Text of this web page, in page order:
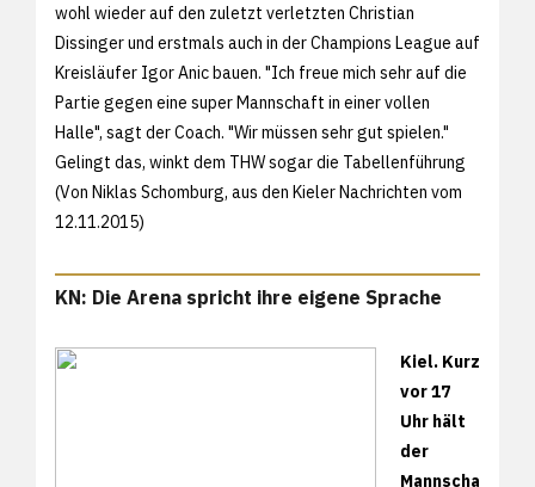
wohl wieder auf den zuletzt verletzten Christian
Dissinger und erstmals auch in der Champions League auf
Kreisläufer Igor Anic bauen. "Ich freue mich sehr auf die
Partie gegen eine super Mannschaft in einer vollen
Halle", sagt der Coach. "Wir müssen sehr gut spielen."
Gelingt das, winkt dem THW sogar die Tabellenführung
(Von Niklas Schomburg, aus den Kieler Nachrichten vom
12.11.2015)
KN: Die Arena spricht ihre eigene Sprache
Kiel. Kurz
vor 17
Uhr hält
der
Mannscha